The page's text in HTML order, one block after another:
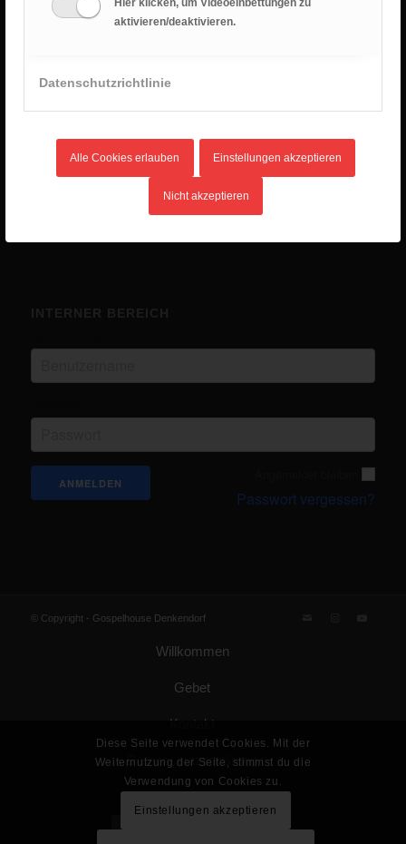
aktivieren/deaktivieren.
Datenschutzrichtlinie
Alle Cookies erlauben Einstellungen akzeptieren
Nicht akzeptieren
RANGER BLOG
14. Mai 2025 - 12:03
Eurocamp in Ungarn
Passwort vergessen?
© Copyright - Gospelhouse Denkendorf
Willkommen
Gebet
Kontakt
Datenschutzerklärung
Impressum
Gemeinde Gottes KdöR
Diese Seite verwendet Cookies. Mit der
Weiternutzung der Seite, stimmst du die
Verwendung von Cookies zu.
Einstellungen akzeptieren